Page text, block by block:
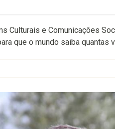
Culturais e Comunicações
que o mundo saiba quantas